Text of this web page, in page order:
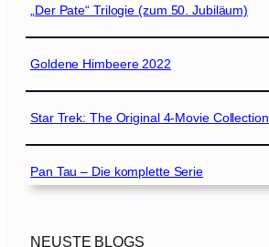
„Der Pate“ Trilogie (zum 50. Jubiläum)
Goldene Himbeere 2022
Star Trek: The Original 4-Movie Collection
Pan Tau – Die komplette Serie
NEUSTE BLOGS